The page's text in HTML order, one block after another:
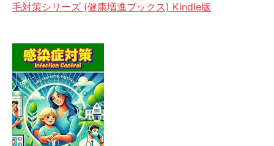
毛対策シリーズ (健康増進ブックス) Kindle版